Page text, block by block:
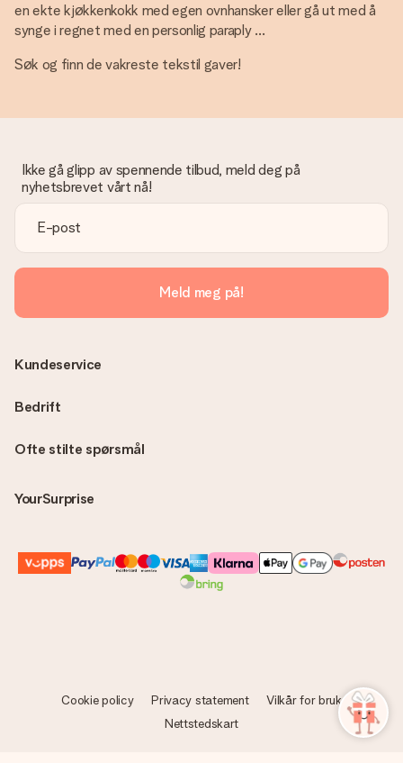
en ekte kjøkkenkokk med egen ovnhansker eller gå ut med å
synge i regnet med en personlig paraply ...
Søk og finn de vakreste tekstil gaver!
Ikke gå glipp av spennende tilbud, meld deg på
nyhetsbrevet vårt nå!
Meld meg på!
Ofte stilte spørsmål
YourSurprise
Kundeservice
Bedrift
Cookie policy Privacy statement
Vilkår for bruk
Nettstedskart